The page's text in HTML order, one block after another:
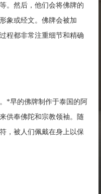
。然后，他们会将佛牌的
象或经文。佛牌会被加
程都非常注重细节和精确
*早的佛牌制作于泰国的阿
供奉佛陀和宗教领袖。随
，被人们佩戴在身上以保